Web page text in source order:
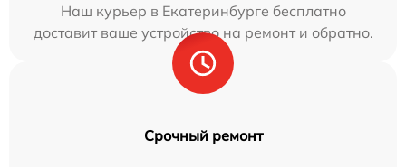
Наш курьер в Екатеринбурге бесплатно
доставит ваше устройство на ремонт и обратно.
Срочный ремонт